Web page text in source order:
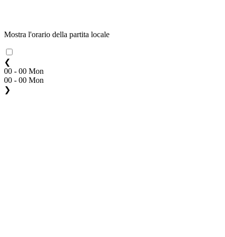
Mostra l'orario della partita locale
❮
00 - 00 Mon
00 - 00 Mon
❯